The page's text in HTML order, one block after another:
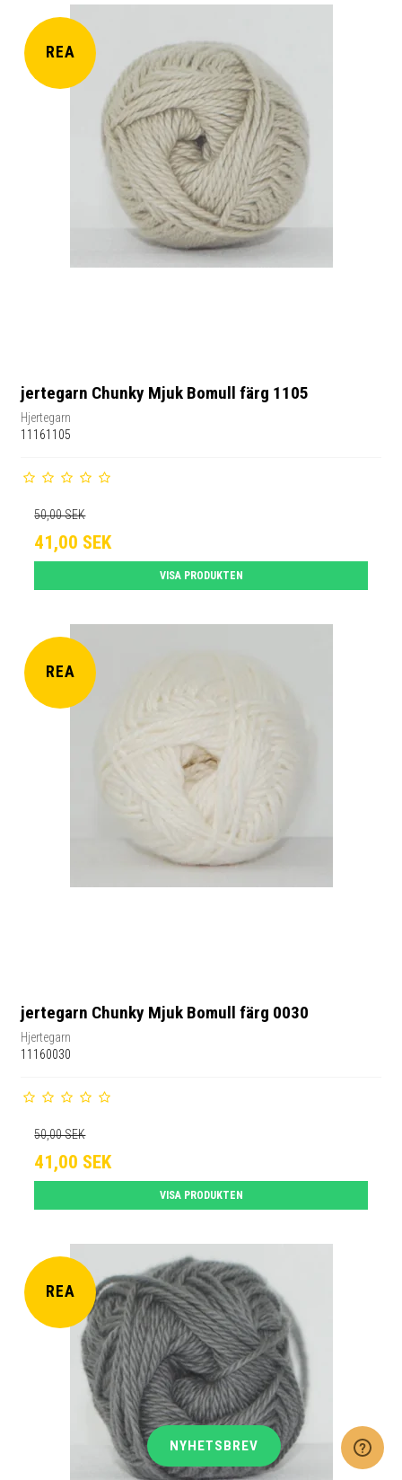
REA
jertegarn Chunky Mjuk Bomull färg 1105
Hjertegarn
11161105
50,00 SEK
41,00 SEK
VISA PRODUKTEN
REA
jertegarn Chunky Mjuk Bomull färg 0030
Hjertegarn
11160030
50,00 SEK
41,00 SEK
VISA PRODUKTEN
REA
NYHETSBREV